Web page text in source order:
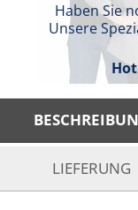
Haben Sie
Unsere
LIEFERUNG